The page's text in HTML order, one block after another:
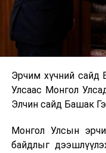
Эрчим хүчний сайд
Улсаас Монгол
Элчин сайд Башак
Монгол Улсын
байдлыг